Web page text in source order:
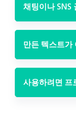
채팅이나 SNS
만든 텍스트가
사용하려면 프